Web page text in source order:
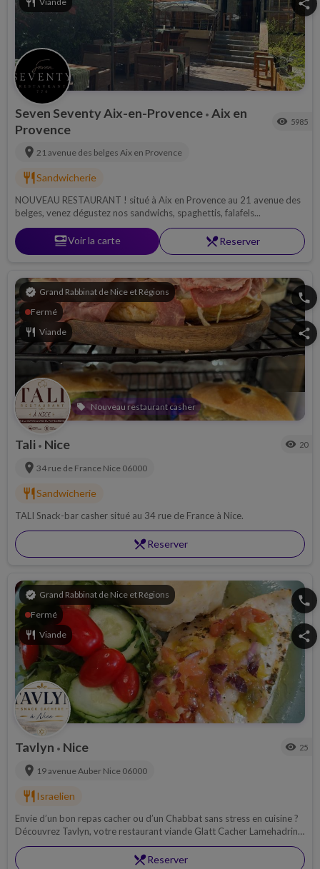
share
Seven Seventy Aix-en-Provence • Aix en
Provence
visibility 5985
location_on 21 avenue des belges Aix en Provence
restaurant Sandwicherie
NOUVEAU RESTAURANT ! situé à Aix en Provence au 21 avenue des
belges, venez dégustez nos sandwichs, spaghettis, falafels...
set_mealVoir la carte restaurant_menuReserver
verified Grand Rabbinat de Nice et Régions
Fermé
restaurant Viande
local_offer Nouveau restaurant casher
phone
share
Tali • Nice visibility 20
location_on 34 rue de France Nice 06000
restaurant Sandwicherie
TALI Snack-bar casher situé au 34 rue de France à Nice.
restaurant_menuReserver
verified Grand Rabbinat de Nice et Régions
Fermé
restaurant Viande
phone
share
Tavlyn • Nice visibility 25
location_on 19 avenue Auber Nice 06000
restaurant Israelien
Envie d’un bon repas cacher ou d’un Chabbat sans stress en cuisine ?
Découvrez Tavlyn, votre restaurant viande Glatt Cacher Lamehadrin à
Nice !
restaurant_menuReserver